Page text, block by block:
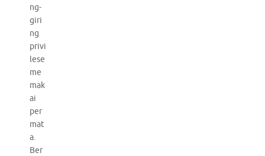
ng-
giri
ng
privi
lese
me
mak
ai
per
mat
a.
Ber